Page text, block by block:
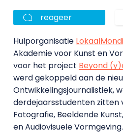
reageer
Hulporganisatie
Akademie voor Kunst en
voor het project Beyond
werd gekoppeld aan de
Ontwikkelingsjournalistiek,
derdejaarsstudenten zitten
Fotografie, Beeldende
en Audiovisuele Vormgeving.